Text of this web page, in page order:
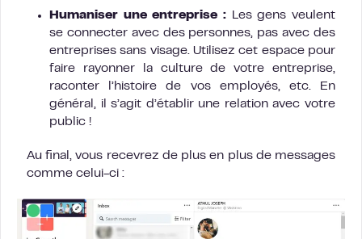
Humaniser une entreprise : Les gens veulent
se connecter avec des personnes, pas avec des
entreprises sans visage. Utilisez cet espace pour
faire rayonner la culture de votre entreprise,
raconter l’histoire de vos employés, etc. En
général, il s’agit d’établir une relation avec votre
public !
Au final, vous recevrez de plus en plus de messages
comme celui-ci :